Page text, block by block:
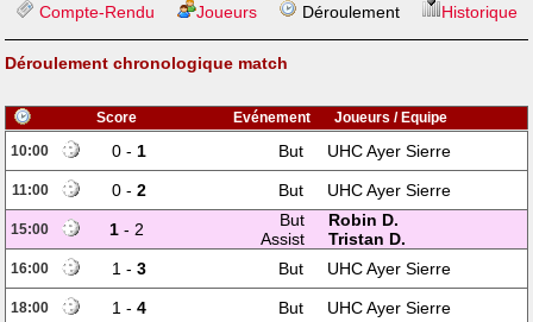
Compte-Rendu Joueurs Déroulement Historique
Déroulement chronologique match
Score Evénement
Joueurs / Equipe
10:00
0 - 1 But UHC Ayer Sierre
11:00 0 - 2 But UHC Ayer Sierre
15:00 1 - 2 But
Robin D.
Assist
Tristan D.
16:00 1 - 3 But UHC Ayer Sierre
18:00 1 - 4 But UHC Ayer Sierre